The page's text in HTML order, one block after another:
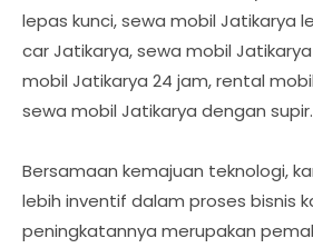
lepas kunci, sewa mobil Jatikarya
car Jatikarya, sewa mobil
mobil Jatikarya 24 jam, rental
sewa mobil Jatikarya dengan supir.
Bersamaan kemajuan teknologi,
lebih inventif dalam proses bisnis
peningkatannya merupakan